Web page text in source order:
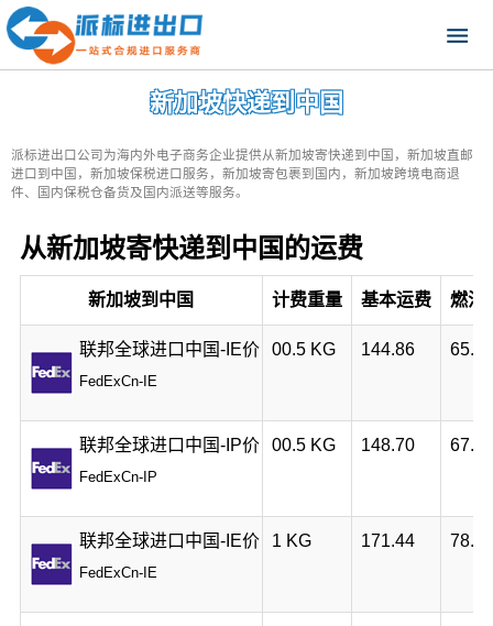
新加坡快递到中国
派标进出口公司为海内外电子商务企业提供从新加坡寄快递到中国，新加坡直邮
进口到中国，新加坡保税进口服务，新加坡寄包裹到国内，新加坡跨境电商退
件、国内保税仓备货及国内派送等服务。
从新加坡寄快递到中国的运费
新加坡到中国 计费重量 基本运费 燃油
联邦全球进口中国-IE价
FedExCn-IE
00.5 KG 144.86 65.91
联邦全球进口中国-IP价
FedExCn-IP
00.5 KG 148.70 67.66
联邦全球进口中国-IE价
FedExCn-IE
1 KG 171.44 78.00